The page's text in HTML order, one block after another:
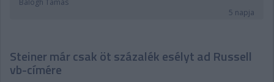
Balogh Tamás
5 napja
Steiner már csak öt százalék esélyt ad Russell
vb-címére